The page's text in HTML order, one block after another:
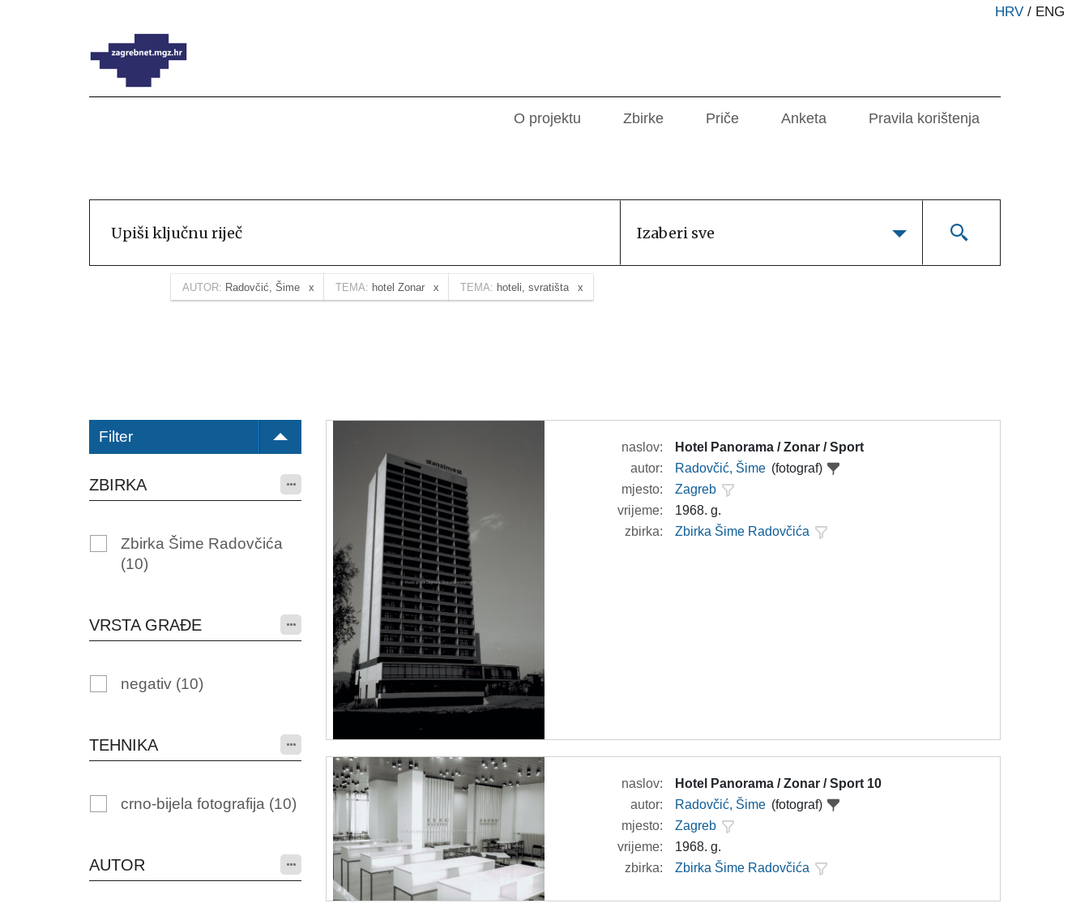
HRV / ENG
O projektu Zbirke Priče Anketa Pravila korištenja
Izaberi sve
AUTOR: Radovčić, Šime TEMA: hotel Zonar TEMA: hoteli, svratišta
Filter
ZBIRKA
Zbirka Šime Radovčića
(10)
VRSTA GRAĐE
negativ (10)
TEHNIKA
crno-bijela fotografija (10)
AUTOR
naslov:
Hotel Panorama / Zonar / Sport
autor:
Radovčić, Šime (fotograf)
mjesto:
Zagreb
vrijeme:
1968. g.
zbirka:
Zbirka Šime Radovčića
naslov:
Hotel Panorama / Zonar / Sport 10
autor:
Radovčić, Šime (fotograf)
mjesto:
Zagreb
vrijeme:
1968. g.
zbirka:
Zbirka Šime Radovčića